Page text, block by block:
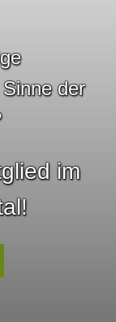
der
im